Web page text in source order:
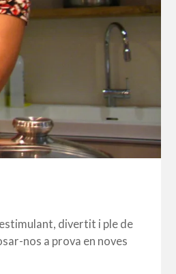
divertit i ple de
nos a prova en noves